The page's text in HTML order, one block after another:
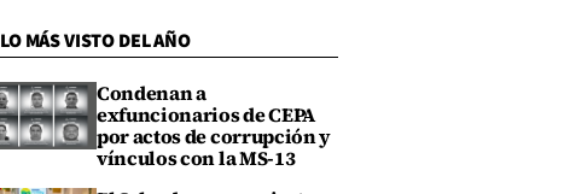
LO MÁS VISTO DEL AÑO
Condenan a
exfuncionarios de CEPA
por actos de corrupción y
vínculos con la MS-13